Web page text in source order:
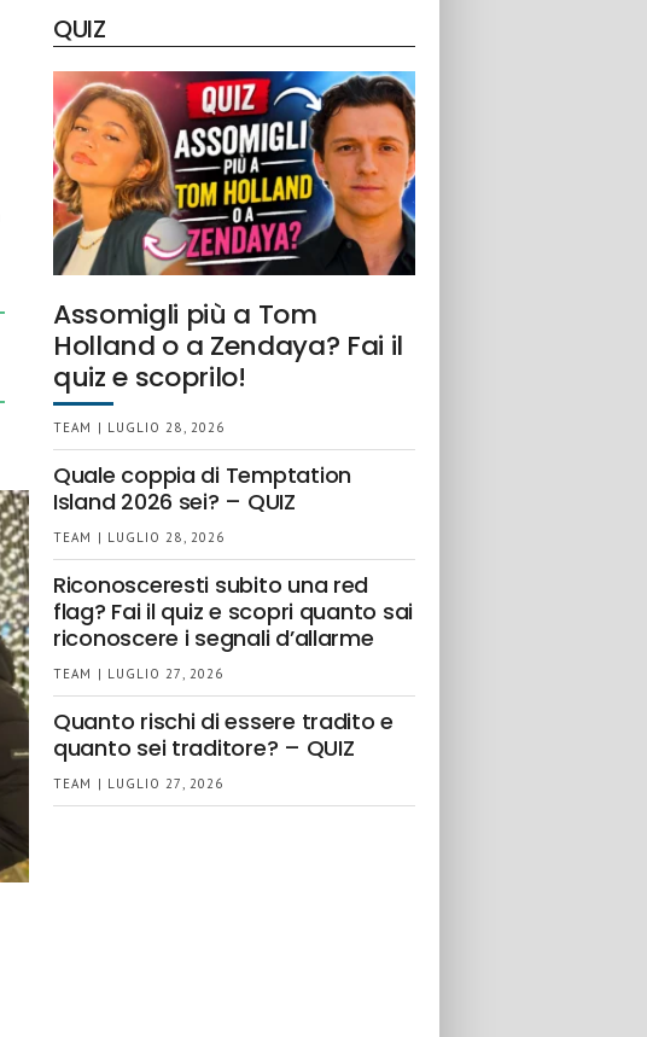
QUIZ
Assomigli più a Tom
Holland o a Zendaya? Fai il
quiz e scoprilo!
TEAM | LUGLIO 28, 2026
Quale coppia di Temptation
Island 2026 sei? – QUIZ
TEAM | LUGLIO 28, 2026
Riconosceresti subito una red
flag? Fai il quiz e scopri quanto sai
riconoscere i segnali d’allarme
TEAM | LUGLIO 27, 2026
Quanto rischi di essere tradito e
quanto sei traditore? – QUIZ
TEAM | LUGLIO 27, 2026